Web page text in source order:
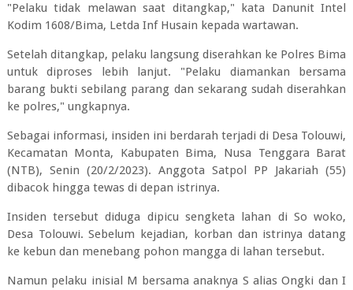
"Pelaku tidak melawan saat ditangkap," kata Danunit Intel
Kodim 1608/Bima, Letda Inf Husain kepada wartawan.
Setelah ditangkap, pelaku langsung diserahkan ke Polres Bima
untuk diproses lebih lanjut. "Pelaku diamankan bersama
barang bukti sebilang parang dan sekarang sudah diserahkan
ke polres," ungkapnya.
Sebagai informasi, insiden ini berdarah terjadi di Desa Tolouwi,
Kecamatan Monta, Kabupaten Bima, Nusa Tenggara Barat
(NTB), Senin (20/2/2023). Anggota Satpol PP Jakariah (55)
dibacok hingga tewas di depan istrinya.
Insiden tersebut diduga dipicu sengketa lahan di So woko,
Desa Tolouwi. Sebelum kejadian, korban dan istrinya datang
ke kebun dan menebang pohon mangga di lahan tersebut.
Namun pelaku inisial M bersama anaknya S alias Ongki dan I